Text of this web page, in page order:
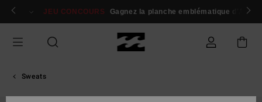
Passer
Se connecter / s'inscrire
JEU CONCOURS Gagnez la planche emblématique d'Andy
Sweats